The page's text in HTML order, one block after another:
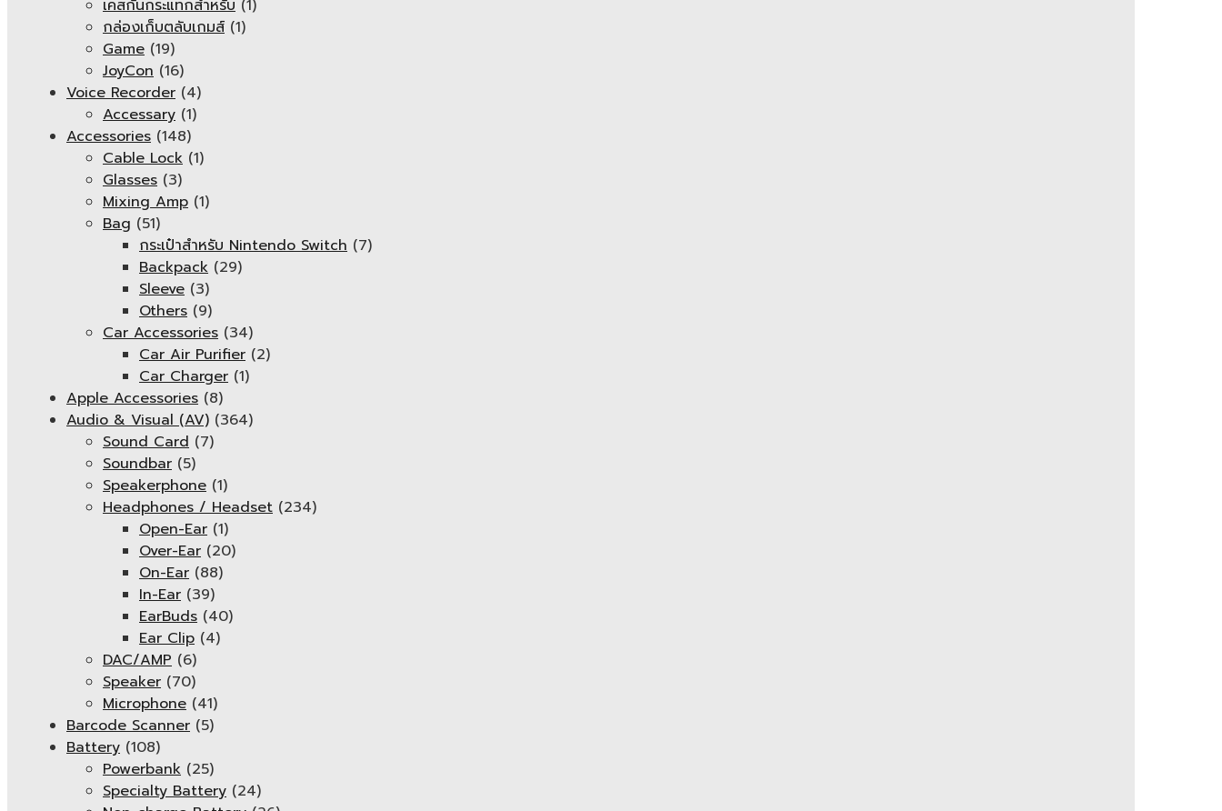
เคสกันกระแทกสำหรับ (1)
กล่องเก็บตลับเกมส์ (1)
Game (19)
JoyCon (16)
Voice Recorder (4)
Accessary (1)
Accessories (148)
Cable Lock (1)
Glasses (3)
Mixing Amp (1)
Bag (51)
กระเป๋าสำหรับ Nintendo Switch (7)
Backpack (29)
Sleeve (3)
Others (9)
Car Accessories (34)
Car Air Purifier (2)
Car Charger (1)
Apple Accessories (8)
Audio & Visual (AV) (364)
Sound Card (7)
Soundbar (5)
Speakerphone (1)
Headphones / Headset (234)
Open-Ear (1)
Over-Ear (20)
On-Ear (88)
In-Ear (39)
EarBuds (40)
Ear Clip (4)
DAC/AMP (6)
Speaker (70)
Microphone (41)
Barcode Scanner (5)
Battery (108)
Powerbank (25)
Specialty Battery (24)